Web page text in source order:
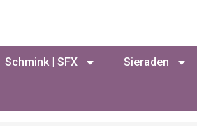
Schmink | SFX Sieraden